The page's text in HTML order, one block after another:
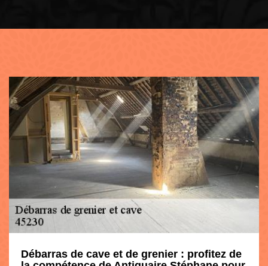
Débarras de cave et de grenier : profitez de